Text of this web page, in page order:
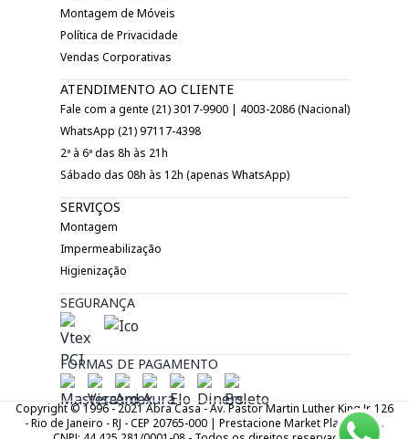
Montagem de Móveis
Política de Privacidade
Vendas Corporativas
ATENDIMENTO AO CLIENTE
Fale com a gente (21) 3017-9900 | 4003-2086 (Nacional)
WhatsApp (21) 97117-4398
2ª à 6ª das 8h às 21h
Sábado das 08h às 12h (apenas WhatsApp)
SERVIÇOS
Montagem
Impermeabilização
Higienização
SEGURANÇA
FORMAS DE PAGAMENTO
Copyright © 1996 - 2021 Abra Casa - Av. Pastor Martin Luther King Jr. 126
- Rio de Janeiro - RJ - CEP 20765-000 | Prestacione Market Place LTDA.